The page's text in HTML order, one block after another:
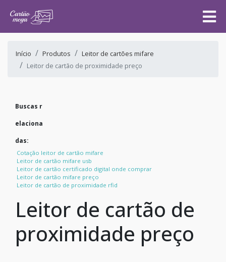
Início Produtos
Leitor de cartões mifare
Leitor de cartão de proximidade preço
Buscas r
elaciona
das:
Cotação leitor de cartão mifare
Leitor de cartão mifare usb
Leitor de cartão certificado digital onde comprar
Leitor de cartão mifare preço
Leitor de cartão de proximidade rfid
Leitor de cartão de
proximidade preço